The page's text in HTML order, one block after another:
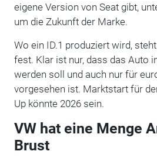
eigene Version von Seat gibt,
um die Zukunft der Marke.
Wo ein ID.1 produziert wird,
fest. Klar ist nur, dass das Auto
werden soll und auch nur für
vorgesehen ist. Marktstart für
Up könnte 2026 sein.
VW hat eine Menge
Brust